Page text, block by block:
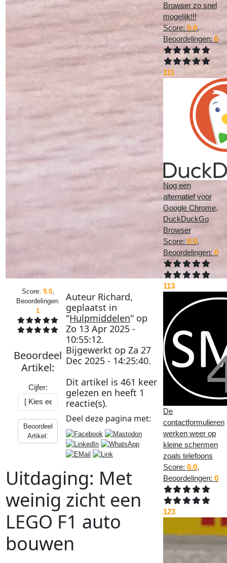
Score: 9.0,
Beoordelingen:
1
Beoordeel
Artikel:
Cijfer:
Beoordeel
Artikel:
Auteur Richard,
geplaatst in
"Hulpmiddelen" op
Zo 13 Apr 2025 -
10:55:12.
Bijgewerkt opZa 27
Dec 2025 - 14:25:40.
Dit artikel is461 keer
gelezen en heeft 1
reactie(s).
Deel deze pagina met:
Uitdaging: Met
weinig zicht een
LEGO F1 auto
bouwen
Browser zo snel
mogelijk!!!
Score: 0.0,
Beoordelingen: 0
111
Nog een
alternatief voor
Google Chrome,
DuckDuckGo
Browser
Score: 0.0,
Beoordelingen: 0
113
De
contactformulieren
werken weer op
kleine schermen
zoals telefoons
Score: 0.0,
Beoordelingen: 0
123